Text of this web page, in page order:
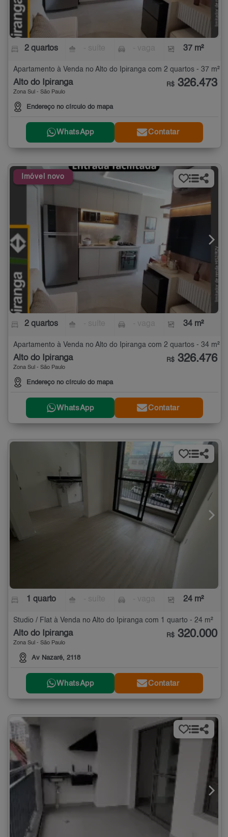
2 quartos 37 m²
Apartamento à Venda no Alto do Ipiranga com 2 quartos - 37 m²
Alto do Ipiranga
Zona Sul - São Paulo
Endereço no círculo do mapa
R$ 326.473
WhatsApp Contatar
Imóvel novo
2 quartos 34 m²
Apartamento à Venda no Alto do Ipiranga com 2 quartos - 34 m²
Alto do Ipiranga
Zona Sul - São Paulo
Endereço no círculo do mapa
R$ 326.476
WhatsApp Contatar
1 quarto 24 m²
Studio / Flat à Venda no Alto do Ipiranga com 1 quarto - 24 m²
Alto do Ipiranga
Zona Sul - São Paulo
Av Nazaré, 2118
R$ 320.000
WhatsApp Contatar